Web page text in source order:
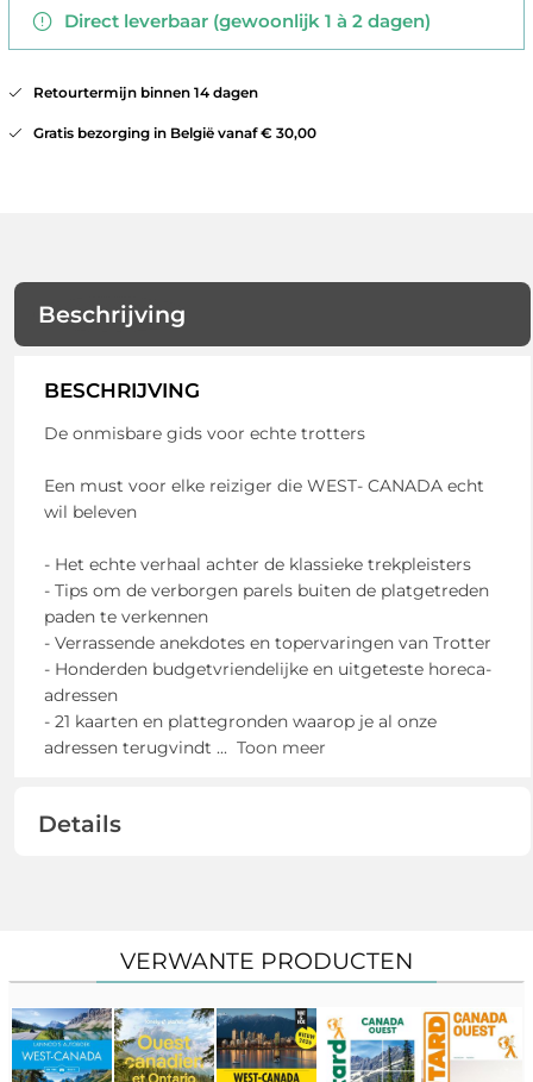
Direct leverbaar (gewoonlijk 1 à 2 dagen)
Retourtermijn binnen 14 dagen
Gratis bezorging in België vanaf € 30,00
Beschrijving
BESCHRIJVING
De onmisbare gids voor echte trotters
Een must voor elke reiziger die WEST- CANADA echt
wil beleven
- Het echte verhaal achter de klassieke trekpleisters
- Tips om de verborgen parels buiten de platgetreden
paden te verkennen
- Verrassende anekdotes en topervaringen van Trotter
- Honderden budgetvriendelijke en uitgeteste horeca-
adressen
- 21 kaarten en plattegronden waarop je al onze
adressen terugvindt ... Toon meer
Details
VERWANTE PRODUCTEN